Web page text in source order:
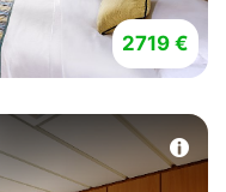
2719 €